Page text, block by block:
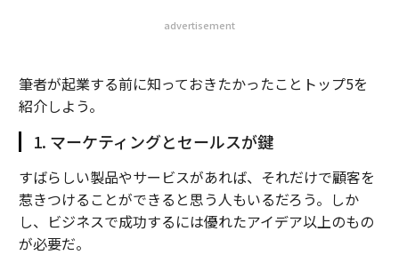
advertisement
筆者が起業する前に知っておきたかったことトップ5を
紹介しよう。
1. マーケティングとセールスが鍵
すばらしい製品やサービスがあれば、それだけで顧客を
惹きつけることができると思う人もいるだろう。しか
し、ビジネスで成功するには優れたアイデア以上のもの
が必要だ。